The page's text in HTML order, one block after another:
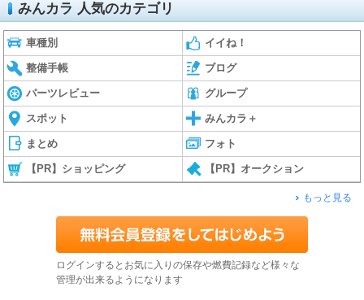
みんカラ 人気のカテゴリ
車種別 イイね！
整備手帳 ブログ
パーツレビュー グループ
スポット みんカラ＋
まとめ フォト
【PR】ショッピング 【PR】オークション
もっと見る
ログインするとお気に入りの保存や燃費記録など様々な
管理が出来るようになります